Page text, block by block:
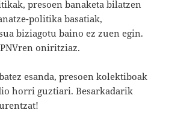
presoen banaketa bilatzen
politika basatiak,
biziagotu baino ez zuen egin.
oniritziaz.
esanda, presoen kolektiboak
horri guztiari. Besarkadarik